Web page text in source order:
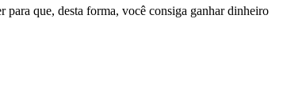
para que, desta forma, você consiga ganhar dinheiro